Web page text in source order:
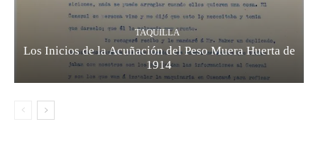
TAQUILLA
Los Inicios de la Acuñación del Peso Muera Huerta de
1914